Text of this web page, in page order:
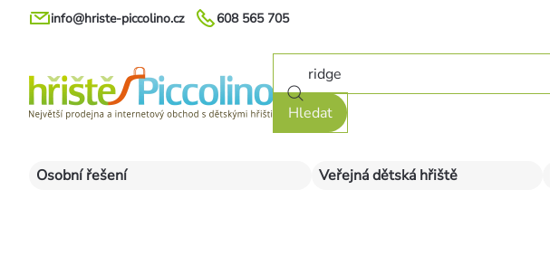
Přejít
608 565 705
info@hriste-piccolino.cz
Hledat
Osobní řešení Veřejná dětská hřiště